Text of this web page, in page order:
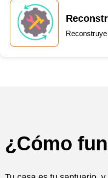
¿Cómo